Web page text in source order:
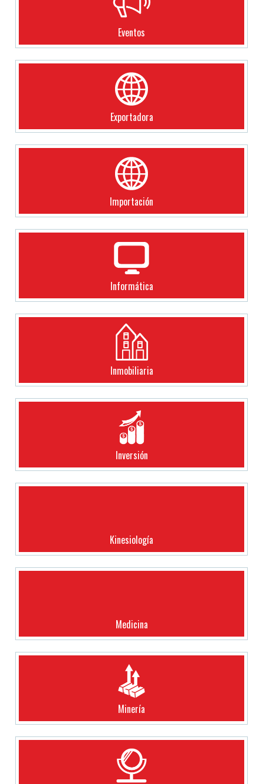
Eventos
Exportadora
Importación
Informática
Inmobiliaria
Inversión
Kinesiología
Medicina
Minería